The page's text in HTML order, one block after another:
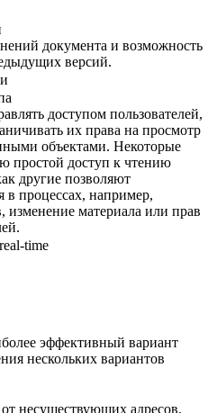
документа и возможность
версий.
доступом пользователей,
их права на просмотр
объектами. Некоторые
простой доступ к чтению
другие позволяют
в процессах, например,
изменение материала или прав
time
эффективный вариант
нескольких вариантов
несуществующих адресов,